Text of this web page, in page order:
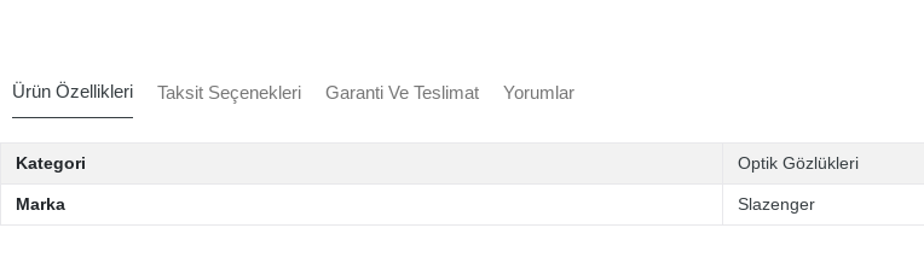
Ürün Özellikleri Taksit Seçenekleri Garanti Ve Teslimat Yorumlar
Kategori Optik Gözlükleri
Marka Slazenger